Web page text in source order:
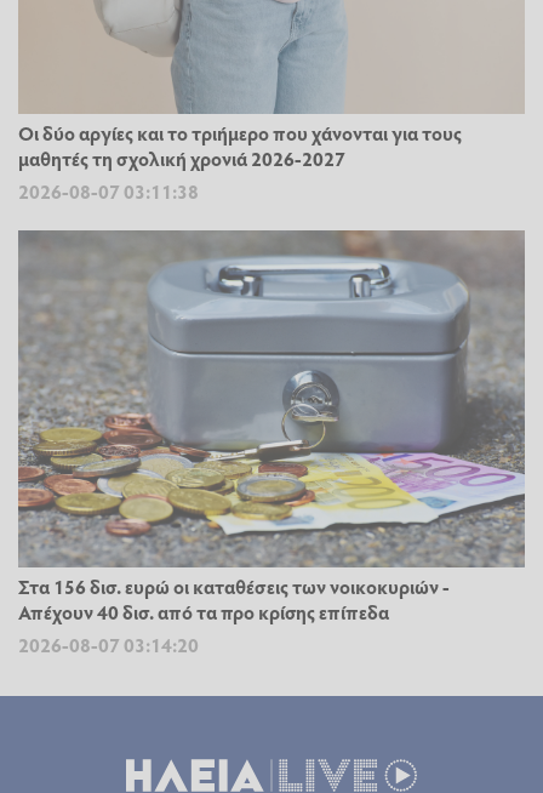
Οι δύο αργίες και το τριήμερο που χάνονται για τους
μαθητές τη σχολική χρονιά 2026-2027
2026-08-07 03:11:38
Στα 156 δισ. ευρώ οι καταθέσεις των νοικοκυριών -
Απέχουν 40 δισ. από τα προ κρίσης επίπεδα
2026-08-07 03:14:20